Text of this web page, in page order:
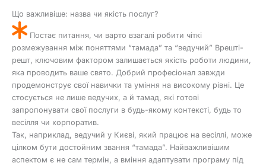
Що важливіше: назва чи якість послуг?
Постає питання, чи варто взагалі робити чіткі
розмежування між поняттями “тамада” та “ведучий” Врешті-
решт, ключовим фактором залишається якість роботи людини,
яка проводить ваше свято. Добрий професіонал завжди
продемонструє свої навички та уміння на високому рівні. Це
стосується не лише ведучих, а й тамад, які готові
запропонувати свої послуги в будь-якому контексті, будь то
весілля чи корпоратив.
Так, наприклад, ведучий у Києві, який працює на весіллі, може
цілком бути достойним звання “тамада”. Найважливішим
аспектом є не сам термін, а вміння адаптувати програму під